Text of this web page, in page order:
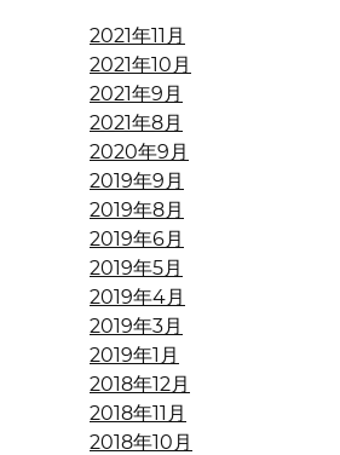
2021年11月
2021年10月
2021年9月
2021年8月
2020年9月
2019年9月
2019年8月
2019年6月
2019年5月
2019年4月
2019年3月
2019年1月
2018年12月
2018年11月
2018年10月